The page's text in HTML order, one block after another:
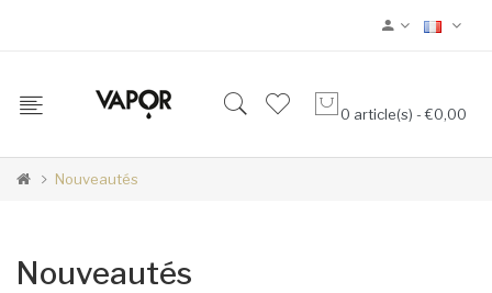
0 article(s) - €0,00
Nouveautés
Nouveautés